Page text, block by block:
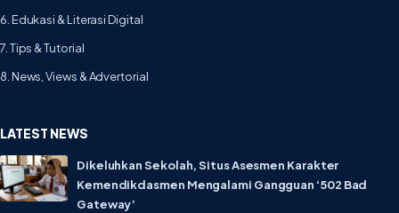
6. Edukasi & Literasi Digital
7. Tips & Tutorial
8. News, Views & Advertorial
LATEST NEWS
Dikeluhkan Sekolah, Situs Asesmen Karakter
Kemendikdasmen Mengalami Gangguan ‘502 Bad
Gateway’